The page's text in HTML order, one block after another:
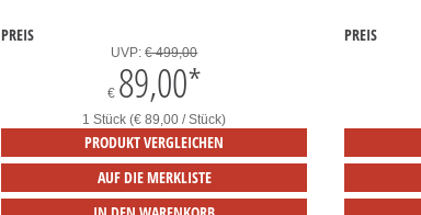
PREIS
UVP:€ 499,00
€ 89,00*
1 Stück (€ 89,00 / Stück)
PRODUKT VERGLEICHEN
AUF DIE MERKLISTE
PREIS